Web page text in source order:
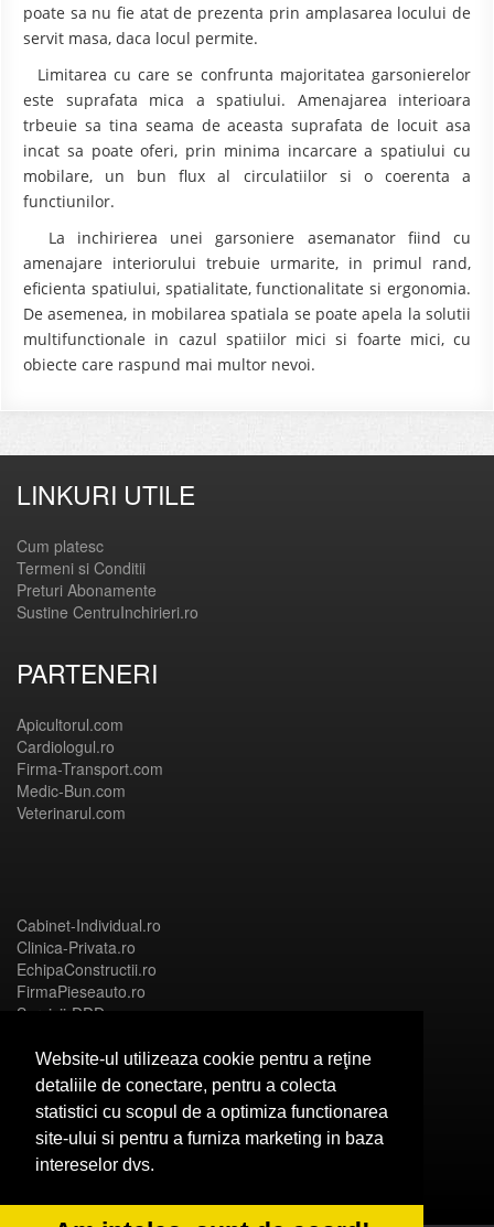
Website-ul utilizeaza cookie pentru a reţine
detaliile de conectare, pentru a colecta
statistici cu scopul de a optimiza functionarea
site-ului si pentru a furniza marketing in baza
intereselor dvs.
poate sa nu fie atat de prezenta prin amplasarea locului de
servit masa, daca locul permite.
Limitarea cu care se confrunta majoritatea garsonierelor
este suprafata mica a spatiului. Amenajarea interioara
trbeuie sa tina seama de aceasta suprafata de locuit asa
incat sa poate oferi, prin minima incarcare a spatiului cu
mobilare, un bun flux al circulatiilor si o coerenta a
functiunilor.
La inchirierea unei garsoniere asemanator fiind cu
amenajare interiorului trebuie urmarite, in primul rand,
eficienta spatiului, spatialitate, functionalitate si ergonomia.
De asemenea, in mobilarea spatiala se poate apela la solutii
multifunctionale in cazul spatiilor mici si foarte mici, cu
obiecte care raspund mai multor nevoi.
LINKURI UTILE
Cum platesc
Termeni si Conditii
Preturi Abonamente
Sustine CentruInchirieri.ro
PARTENERI
Apicultorul.com
Cardiologul.ro
Firma-Transport.com
Medic-Bun.com
Veterinarul.com
Cabinet-Individual.ro
Clinica-Privata.ro
EchipaConstructii.ro
FirmaPieseauto.ro
Servicii-DDD.com
Birouri-Cadastru.ro
CramaVinuri.ro
FirmaTractariAuto.ro